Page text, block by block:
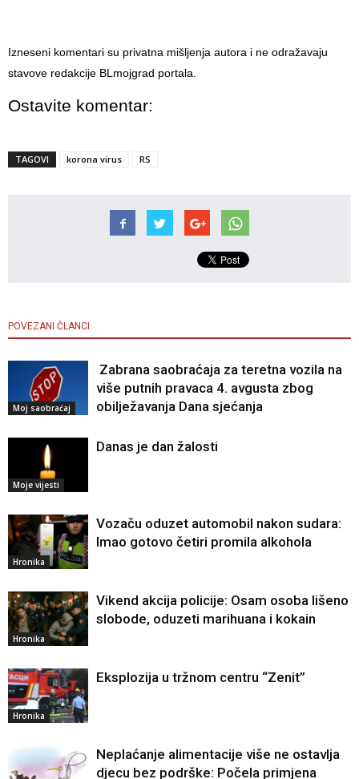
Izneseni komentari su privatna mišljenja autora i ne odražavaju
stavove redakcije BLmojgrad portala.
Ostavite komentar:
TAGOVI korona virus RS
POVEZANI ČLANCI
Moj saobraćaj
Zabrana saobraćaja za teretna vozila na
više putnih pravaca 4. avgusta zbog
obilježavanja Dana sjećanja
Moje vijesti
Danas je dan žalosti
Hronika
Vozaču oduzet automobil nakon sudara:
Imao gotovo četiri promila alkohola
Hronika
Vikend akcija policije: Osam osoba lišeno
slobode, oduzeti marihuana i kokain
Hronika
Eksplozija u tržnom centru “Zenit”
Neplaćanje alimentacije više ne ostavlja
djecu bez podrške: Počela primjena